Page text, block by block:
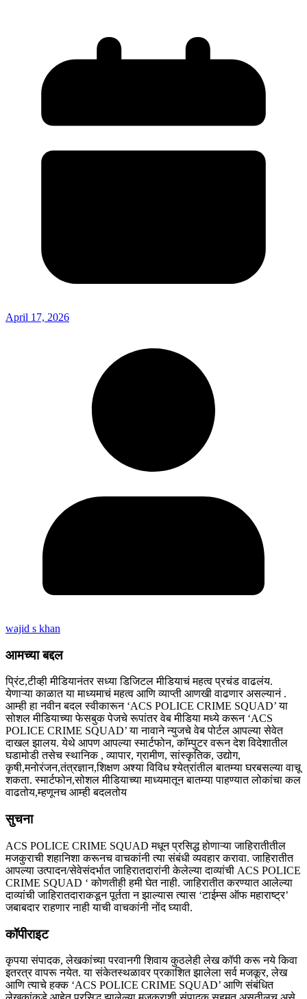
April 17, 2026
wajid s khan
आमच्या बद्दल
प्रिंट,टीव्ही मीडियानंतर सध्या डिजिटल मीडियाचं महत्व प्रचंड वाढलंय.
येणाऱ्या काळात या माध्यमाचं महत्व आणि व्याप्ती आणखी वाढणार असल्यानं .
आम्ही हा नवीन बदल स्वीकारून ‘ACS POLICE CRIME SQUAD’ या
सोशल मीडियाच्या फेसबुक पेजचे रूपांतर वेब मीडिया मध्ये करून ‘ACS
POLICE CRIME SQUAD’ या नावाने न्युजचे वेब पोर्टल आपल्या सेवेत
दाखल झालय. येथे आपण आपल्या स्मार्टफोन, कॉम्पुटर वरून देश विदेशातील
घडामोडी तसेच स्थानिक , व्यापार, ग्रामीण, सांस्कृतिक, उद्योग,
कृषी,मनोरंजन,तंत्रज्ञान,शिक्षण अश्या विविध श्येत्रांतील बातम्या घरबसल्या वाचू
शकता. स्मार्टफोन,सोशल मीडियाच्या माध्यमातून बातम्या पाहण्यात लोकांचा कल
वाढतोय,म्हणूनच आम्ही बदलतोय
सुचना
ACS POLICE CRIME SQUAD मधून प्रसिद्ध होणाऱ्या जाहिरातीतील
मजकुराची शहानिशा करूनच वाचकांनी त्या संबंधी व्यवहार करावा. जाहिरातीत
आपल्या उत्पादन/सेवेसंदर्भात जाहिरातदारांनी केलेल्या दाव्यांची ACS POLICE
CRIME SQUAD ‘ कोणतीही हमी घेत नाही. जाहिरातीत करण्यात आलेल्या
दाव्यांची जाहिरातदाराकडून पूर्तता न झाल्यास त्यास ‘टाईम्स ऑफ महाराष्ट्र’
जबाबदार राहणार नाही याची वाचकांनी नोंद घ्यावी.
कॉपीराइट
कृपया संपादक, लेखकांच्या परवानगी शिवाय कुठलेही लेख कॉपी करू नये किवा
इतरत्र वापरू नयेत. या संकेतस्थळावर प्रकाशित झालेला सर्व मजकूर, लेख
आणि त्याचे हक्क ‘ACS POLICE CRIME SQUAD’ आणि संबंधित